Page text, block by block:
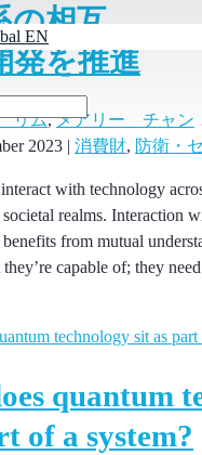
EN
の相互
発を推進
リム,メアリー チャン
2023 | 消費財, 防衛・
with technology
realms. Interaction
benefits from mutual
capable of; they
quantum
of a system?